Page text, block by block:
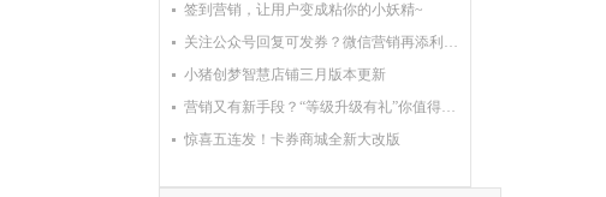
签到营销，让用户变成粘你的小妖精~
关注公众号回复可发券？微信营销再添利器！
小猪创梦智慧店铺三月版本更新
营销又有新手段？“等级升级有礼”你值得拥有！
惊喜五连发！卡券商城全新大改版